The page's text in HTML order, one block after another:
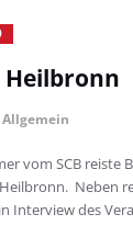
Allgemein
vom SCB reiste
Neben
Interview des